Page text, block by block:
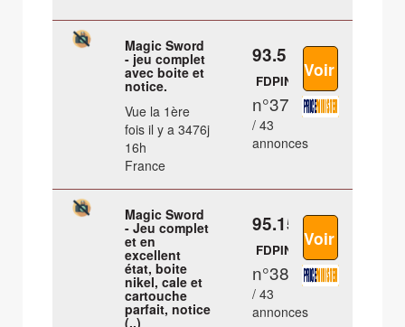
Magic Sword
- jeu complet
avec boite et
notice.
Vue la 1ère
fois il y a 3476j
16h
France
93.5 €
FDPIN
n°37
/ 43
annonces
Magic Sword
- Jeu complet
et en
excellent
état, boite
nikel, cale et
cartouche
parfait, notice
(..)
95.15 €
FDPIN
n°38
/ 43
annonces